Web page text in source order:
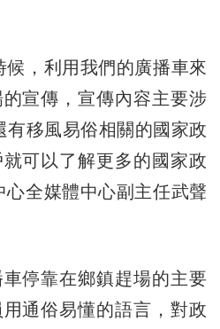
，利用我們的廣播車來
宣傳，宣傳內容主要涉
有移風易俗相關的國家政
可以了解更多的國家政
心全媒體中心副主任武聲
靠在鄉鎮趕場的主要
通俗易懂的語言，對政